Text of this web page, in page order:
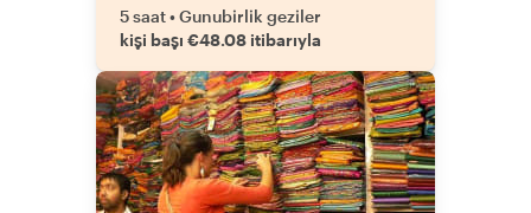
5 saat•Gunubirlik geziler
kişi başı €48.08 itibarıyla